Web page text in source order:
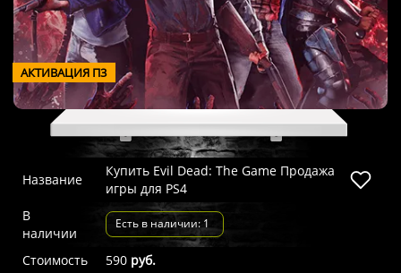
АКТИВАЦИЯ П3
Название
Купить Evil Dead: The Game Продажа
игры для PS4
В
наличии
Есть в наличии: 1
Стоимость 590 руб.